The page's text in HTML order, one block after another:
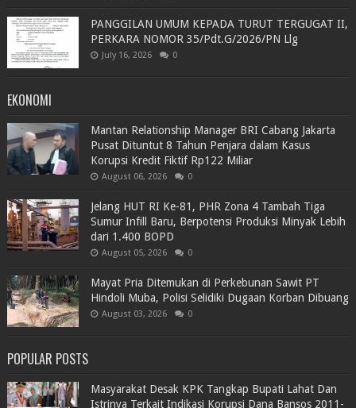
PANGGILAN UMUM KEPADA TURUT TERGUGAT II,
PERKARA NOMOR 35/Pdt.G/2026/PN Llg
July 16, 2026 0
EKONOMI
Mantan Relationship Manager BRI Cabang Jakarta
Pusat Dituntut 8 Tahun Penjara dalam Kasus
Korupsi Kredit Fiktif Rp122 Miliar
August 06, 2026 0
Jelang HUT RI Ke-81, PHR Zona 4 Tambah Tiga
Sumur Infill Baru, Berpotensi Produksi Minyak Lebih
dari 1.400 BOPD
August 05, 2026 0
Mayat Pria Ditemukan di Perkebunan Sawit PT
Hindoli Muba, Polisi Selidiki Dugaan Korban Dibuang
August 03, 2026 0
POPULAR POSTS
Masyarakat Desak KPK Tangkap Bupati Lahat Dan
Istrinya Terkait Indikasi Korupsi Dana Bansos 2011-